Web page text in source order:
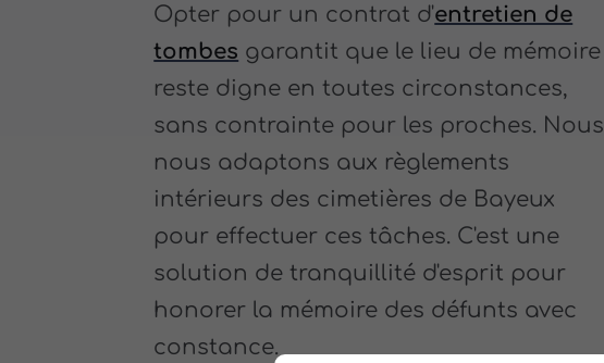
Opter pour un contrat d'entretien de
tombes garantit que le lieu de mémoire
reste digne en toutes circonstances,
sans contrainte pour les proches. Nous
nous adaptons aux règlements
intérieurs des cimetières de Bayeux
pour effectuer ces tâches. C'est une
solution de tranquillité d'esprit pour
honorer la mémoire des défunts avec
constance.